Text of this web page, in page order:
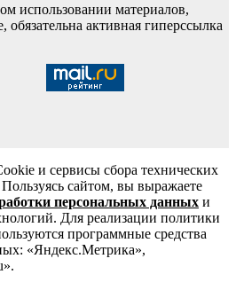
использовании материалов,
активная гиперссылка
и сервисы сбора технических
сайтом, вы выражаете
персональных данных и
Для реализации политики
программные средства
«Яндекс.Метрика»,